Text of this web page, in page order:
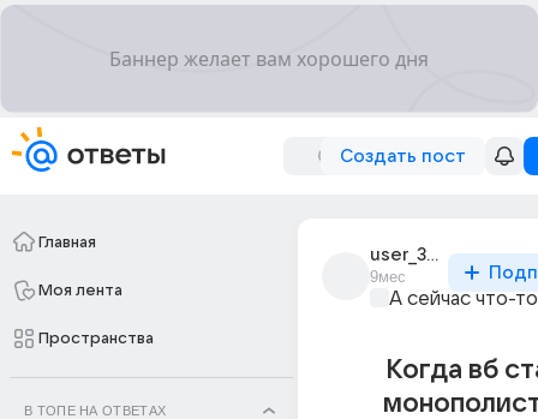
Создать пост
Главная
Моя лента
Пространства
В ТОПЕ НА ОТВЕТАХ
user_317688920
9мес
А сейчас что-
Когда вб